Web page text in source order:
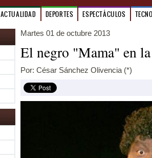
ACTUALIDAD DEPORTES ESPECTÁCULOS
Martes 01 de octubre 2013
El negro "Mama" en
Por: César Sánchez Olivencia (*)